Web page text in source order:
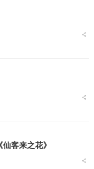
客来之花》